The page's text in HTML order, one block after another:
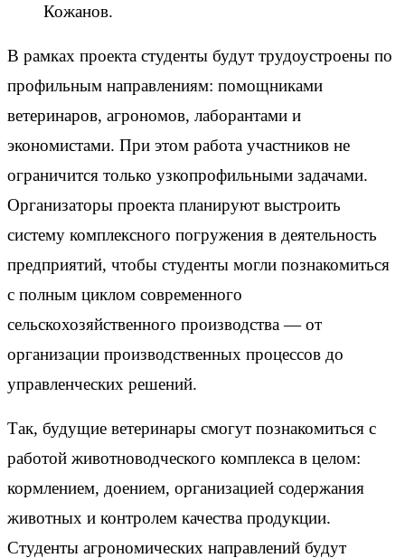
Кожанов.
В рамках проекта студенты будут трудоустроены по
профильным направлениям: помощниками
ветеринаров, агрономов, лаборантами и
экономистами. При этом работа участников не
ограничится только узкопрофильными задачами.
Организаторы проекта планируют выстроить
систему комплексного погружения в деятельность
предприятий, чтобы студенты могли познакомиться
с полным циклом современного
сельскохозяйственного производства — от
организации производственных процессов до
управленческих решений.
Так, будущие ветеринары смогут познакомиться с
работой животноводческого комплекса в целом:
кормлением, доением, организацией содержания
животных и контролем качества продукции.
Студенты агрономических направлений будут